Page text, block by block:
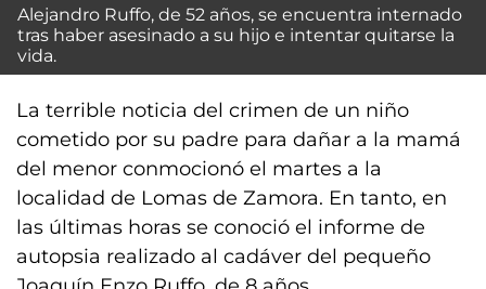
Alejandro Ruffo, de 52 años, se encuentra internado
tras haber asesinado a su hijo e intentar quitarse la
vida.
La terrible noticia del crimen de un niño
cometido por su padre para dañar a la mamá
del menor conmocionó el martes a la
localidad de Lomas de Zamora. En tanto, en
las últimas horas se conoció el informe de
autopsia realizado al cadáver del pequeño